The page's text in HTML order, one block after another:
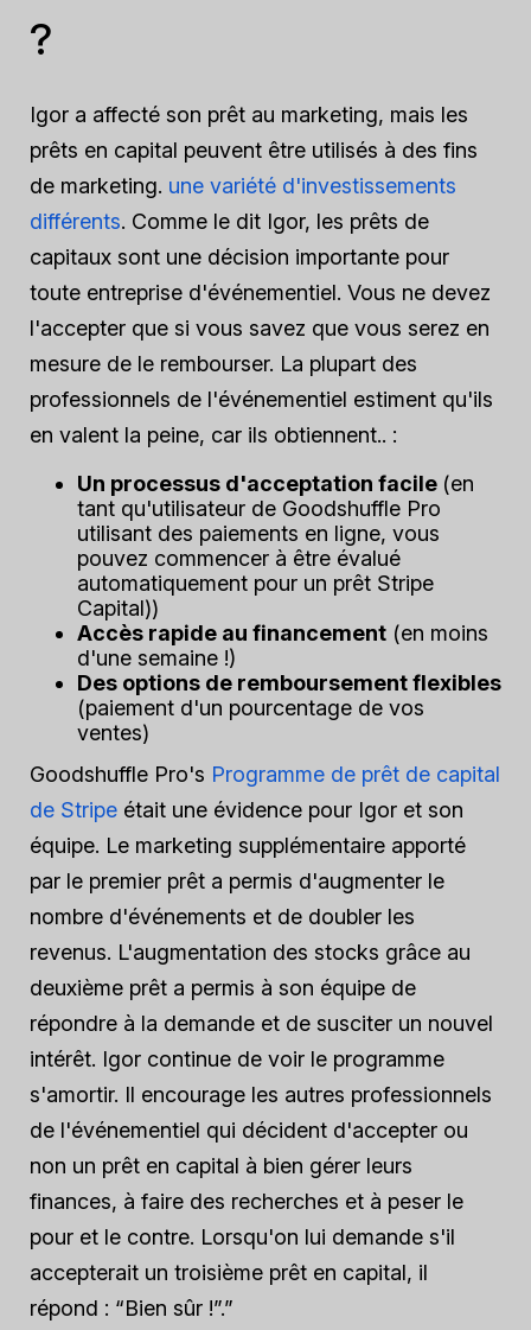
?
Igor a affecté son prêt au marketing, mais les
prêts en capital peuvent être utilisés à des fins
de marketing. une variété d'investissements
différents. Comme le dit Igor, les prêts de
capitaux sont une décision importante pour
toute entreprise d'événementiel. Vous ne devez
l'accepter que si vous savez que vous serez en
mesure de le rembourser. La plupart des
professionnels de l'événementiel estiment qu'ils
en valent la peine, car ils obtiennent.. :
Un processus d'acceptation facile (en
tant qu'utilisateur de Goodshuffle Pro
utilisant des paiements en ligne, vous
pouvez commencer à être évalué
automatiquement pour un prêt Stripe
Capital))
Accès rapide au financement (en moins
d'une semaine !)
Des options de remboursement flexibles
(paiement d'un pourcentage de vos
ventes)
Goodshuffle Pro's Programme de prêt de capital
de Stripe était une évidence pour Igor et son
équipe. Le marketing supplémentaire apporté
par le premier prêt a permis d'augmenter le
nombre d'événements et de doubler les
revenus. L'augmentation des stocks grâce au
deuxième prêt a permis à son équipe de
répondre à la demande et de susciter un nouvel
intérêt. Igor continue de voir le programme
s'amortir. Il encourage les autres professionnels
de l'événementiel qui décident d'accepter ou
non un prêt en capital à bien gérer leurs
finances, à faire des recherches et à peser le
pour et le contre. Lorsqu'on lui demande s'il
accepterait un troisième prêt en capital, il
répond : “Bien sûr !”.”